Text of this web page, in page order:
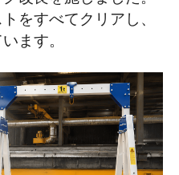
リューションを
ーンの工場試験が
ーションをご提供
をすべてクリアし、
ます。